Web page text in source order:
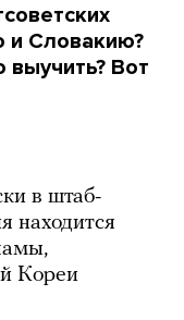
и Словакию?
Вот
в штаб-
находится
Кореи